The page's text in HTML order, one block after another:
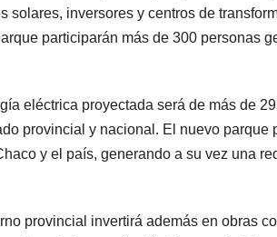
solares, inversores y centros de
participarán más de 300 personas
eléctrica proyectada será de más de
provincial y nacional. El nuevo
y el país, generando a su vez una
provincial invertirá además en obras